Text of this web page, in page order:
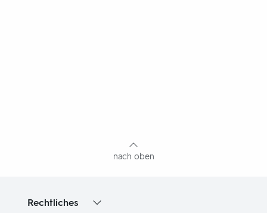
nach oben
Rechtliches